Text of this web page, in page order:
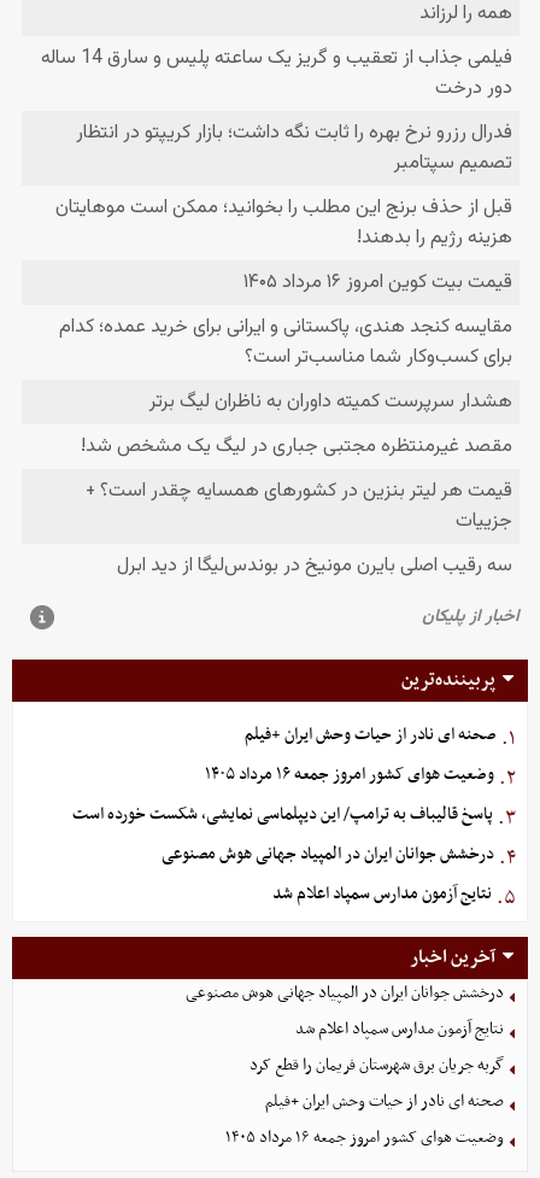
پربیننده‌ترین
۱. صحنه ای نادر از حیات وحش ایران +فیلم
۲. وضعیت هوای کشور امروز جمعه ۱۶ مرداد ۱۴۰۵
۳. پاسخ قالیباف به ترامپ/ این دیپلماسی نمایشی، شکست خورده است
۴. درخشش جوانان ایران در المپیاد جهانی هوش مصنوعی
۵. نتایج آزمون مدارس سمپاد اعلام شد
آخرین اخبار
درخشش جوانان ایران در المپیاد جهانی هوش مصنوعی
نتایج آزمون مدارس سمپاد اعلام شد
گربه جریان برق شهرستان فریمان را قطع کرد
صحنه ای نادر از حیات وحش ایران +فیلم
وضعیت هوای کشور امروز جمعه ۱۶ مرداد ۱۴۰۵